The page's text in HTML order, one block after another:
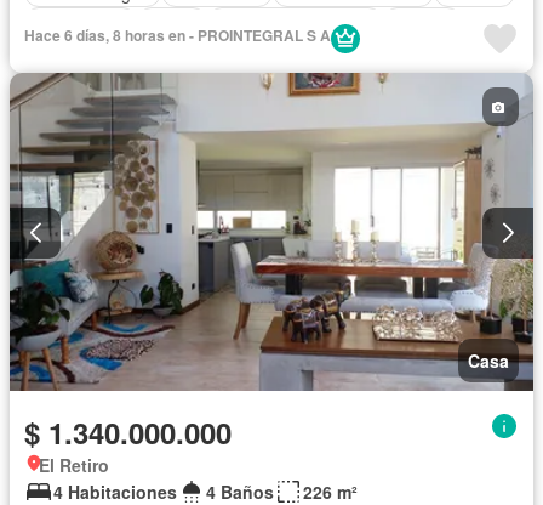
Caseta de vigilancia
Hace 6 días, 8 horas en - PROINTEGRAL S A
Casa
$ 1.340.000.000
El Retiro
4 Habitaciones
4 Baños
226 m²